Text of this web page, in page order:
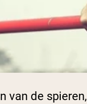
van de spieren,